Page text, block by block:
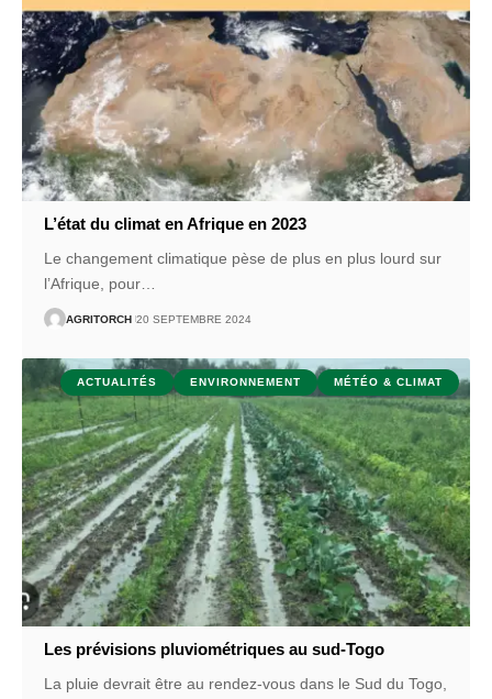
L’état du climat en Afrique en 2023
Le changement climatique pèse de plus en plus lourd sur
l’Afrique, pour
AGRITORCH 20 SEPTEMBRE 2024
ACTUALITÉS ENVIRONNEMENT MÉTÉO & CLIMAT
Les prévisions pluviométriques au sud-Togo
La pluie devrait être au rendez-vous dans le Sud du Togo,